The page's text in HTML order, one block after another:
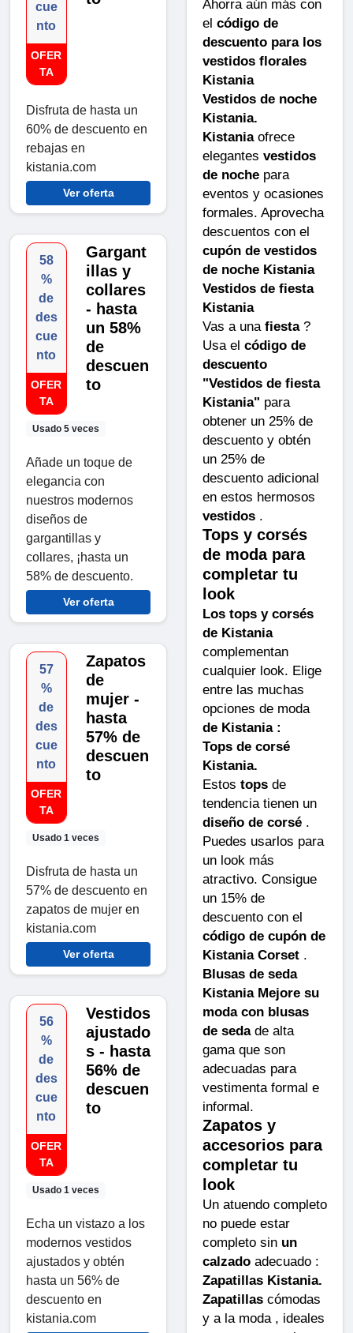
cue
nto
OFER
TA
Disfruta de hasta un
60% de descuento en
rebajas en
kistania.com
Ver oferta
58
%
de
des
cue
nto
OFER
TA
Usado 5 veces
Gargant
illas y
collares
- hasta
un 58%
de
descuen
to
Añade un toque de
elegancia con
nuestros modernos
diseños de
gargantillas y
collares, ¡hasta un
58% de descuento.
Ver oferta
57
%
de
des
cue
nto
OFER
TA
Usado 1 veces
Zapatos
de
mujer -
hasta
57% de
descuen
to
Disfruta de hasta un
57% de descuento en
zapatos de mujer en
kistania.com
Ver oferta
56
%
de
des
cue
nto
OFER
TA
Usado 1 veces
Vestidos
ajustado
s - hasta
56% de
descuen
to
Echa un vistazo a los
modernos vestidos
ajustados y obtén
hasta un 56% de
descuento en
kistania.com
Ahorra aún más con
el código de
descuento para los
vestidos florales
Kistania
Vestidos de noche
Kistania.
Kistaniaofrece
elegantes vestidos
de noche para
eventos y ocasiones
formales. Aprovecha
descuentos con el
cupón de vestidos
de noche Kistania
Vestidos de fiesta
Kistania
Vas a una fiesta?
Usa el código de
descuento
"Vestidos de fiesta
Kistania" para
obtener un 25% de
descuento y obtén
un 25% de
descuento adicional
en estos hermosos
vestidos .
Tops y corsés
de moda para
completar tu
look
Los tops y corsés
de Kistania
complementan
cualquier look. Elige
entre las muchas
opciones de moda
de Kistania :
Tops de corsé
Kistania.
Estos tops de
tendencia tienen un
diseño de corsé .
Puedes usarlos para
un look más
atractivo. Consigue
un 15% de
descuento con el
código de cupón de
Kistania Corset .
Blusas de seda
Kistania Mejore su
moda con blusas
de sedade alta
gama que son
adecuadas para
vestimenta formal e
informal.
Zapatos y
accesorios para
completar tu
look
Un atuendo completo
no puede estar
completo sin un
calzado adecuado :
Zapatillas Kistania.
Zapatillas cómodas
y a la moda , ideales